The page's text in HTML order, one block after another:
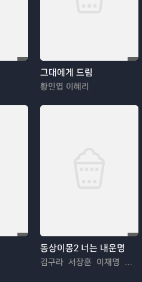
그대에게 드림
황인엽 이혜리
동상이몽2 너는 내운명
김구라 서장훈 이재명 추자현 김수용 김혜경 우효광 김진아